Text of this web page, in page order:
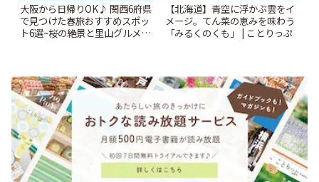
大阪から日帰りOK♪ 関西6府県
で見つけた春旅おすすめスポッ
ト6選~桜の絶景と里山グルメや
【北海道】青空に浮かぶ雲をイ
メージ。てん菜の恵みを味わう
「みるくのくも」 | ことりっぷ